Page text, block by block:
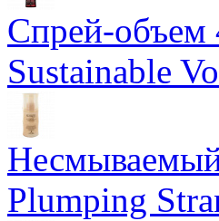
Спрей-объем
Sustainable
Plumping